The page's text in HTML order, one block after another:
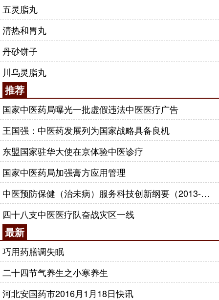
五灵脂丸
清热和胃丸
丹砂饼子
川乌灵脂丸
推荐
国家中医药局曝光一批虚假违法中医医疗广告
王国强：中医药发展列为国家战略具备良机
东盟国家驻华大使在京体验中医诊疗
国家中医药局加强膏方应用管理
中医预防保健（治未病）服务科技创新纲要（2013-2020年）
四十八支中医医疗队奋战灾区一线
最新
巧用药膳调失眠
二十四节气养生之小寒养生
河北安国药市2016月1月18日快讯